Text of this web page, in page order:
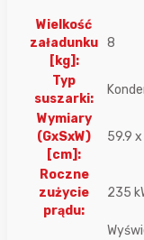
Wielkość
załadunku
[kg]:
8
Typ
suszarki:
Wymiary
(GxSxW)
[cm]:
59.9
Roczne
zużycie
prądu:
235